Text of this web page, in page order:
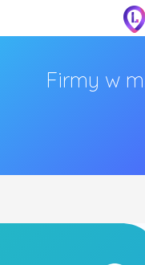
Firmy w